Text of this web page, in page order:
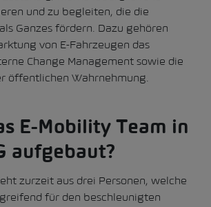
und zu begleiten, die die
Ganzes fördern. Dazu gehören
von E-Fahrzeugen das
Change Management sowie die
öffentlichen Wahrnehmung.
E-Mobility Team in
aufgebaut?
zurzeit aus drei Personen, welche
für den beschleunigten